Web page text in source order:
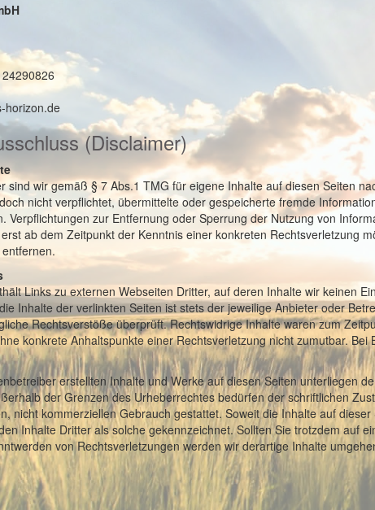
horizon.de
(Disclaimer)
sind wir gemäß § 7 Abs.1 TMG für eigene Inhalte auf diesen Seiten
nicht verpflichtet, übermittelte oder gespeicherte fremde
Verpflichtungen zur Entfernung oder Sperrung der Nutzung von
ab dem Zeitpunkt der Kenntnis einer konkreten Rechtsverletzung
Links zu externen Webseiten Dritter, auf deren Inhalte wir keinen
Inhalte der verlinkten Seiten ist stets der jeweilige Anbieter oder
Rechtsverstöße überprüft. Rechtswidrige Inhalte waren zum
konkrete Anhaltspunkte einer Rechtsverletzung nicht zumutbar.
erstellten Inhalte und Werke auf diesen Seiten unterliegen
der Grenzen des Urheberrechtes bedürfen der schriftlichen
nicht kommerziellen Gebrauch gestattet. Soweit die Inhalte auf
Inhalte Dritter als solche gekennzeichnet. Sollten Sie trotzdem auf
von Rechtsverletzungen werden wir derartige Inhalte